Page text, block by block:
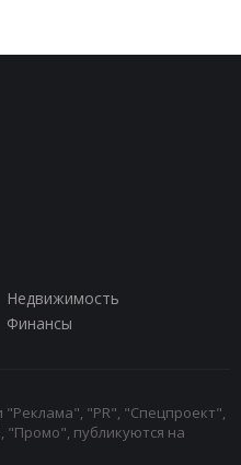
Недвижимость
Финансы
"PR", "Спецпроект",
"Промо", публикуются на